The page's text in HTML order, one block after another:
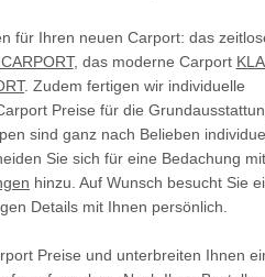
für Ihren neuen Carport: das
, das moderne Carport
. Zudem fertigen wir individuelle
Preise für die
sind ganz nach Belieben
Sie sich für eine Bedachung mit
hinzu. Auf Wunsch besucht Sie
Details mit Ihnen persönlich.
Preise und unterbreiten Ihnen